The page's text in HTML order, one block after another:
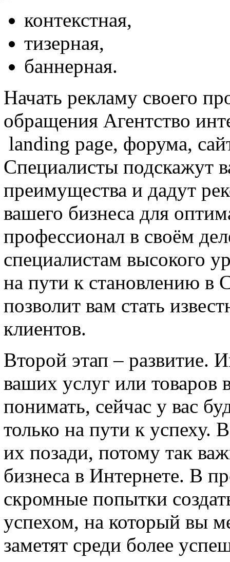
контекстная,
тизерная,
баннерная.
Начать рекламу своего
обращения Агентство
landing page, форума,
Специалисты подскажут
преимущества и дадут
вашего бизнеса для
профессионал в своём
специалистам высокого
на пути к становлению в
позволит вам стать
клиентов.
Второй этап – развитие.
ваших услуг или
понимать, сейчас у вас
только на пути к успеху.
их позади, потому так
бизнеса в Интернете. В
скромные попытки
успехом, на который вы
заметят среди более